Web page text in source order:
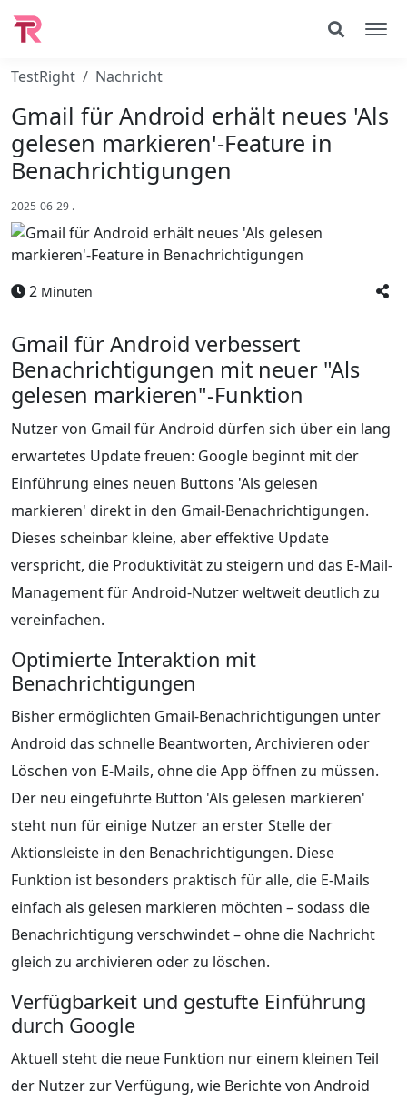
TestRight Nachricht
Gmail für Android erhält neues 'Als
gelesen markieren'-Feature in
Benachrichtigungen
2025-06-29 .
2 Minuten
Gmail für Android verbessert
Benachrichtigungen mit neuer "Als
gelesen markieren"-Funktion
Nutzer von Gmail für Android dürfen sich über ein lang
erwartetes Update freuen: Google beginnt mit der
Einführung eines neuen Buttons 'Als gelesen
markieren' direkt in den Gmail-Benachrichtigungen.
Dieses scheinbar kleine, aber effektive Update
verspricht, die Produktivität zu steigern und das E-Mail-
Management für Android-Nutzer weltweit deutlich zu
vereinfachen.
Optimierte Interaktion mit
Benachrichtigungen
Bisher ermöglichten Gmail-Benachrichtigungen unter
Android das schnelle Beantworten, Archivieren oder
Löschen von E-Mails, ohne die App öffnen zu müssen.
Der neu eingeführte Button 'Als gelesen markieren'
steht nun für einige Nutzer an erster Stelle der
Aktionsleiste in den Benachrichtigungen. Diese
Funktion ist besonders praktisch für alle, die E-Mails
einfach als gelesen markieren möchten – sodass die
Benachrichtigung verschwindet – ohne die Nachricht
gleich zu archivieren oder zu löschen.
Verfügbarkeit und gestufte Einführung
durch Google
Aktuell steht die neue Funktion nur einem kleinen Teil
der Nutzer zur Verfügung, wie Berichte von Android